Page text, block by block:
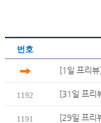
번호
[1일 프리
1192 [31일 프리
1191 [29일 프리